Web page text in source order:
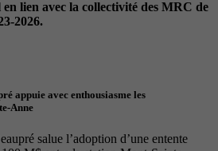
lien avec la collectivité des MRC de
2026.
appuie avec enthousiasme les
Anne
salue l’adoption d’une entente